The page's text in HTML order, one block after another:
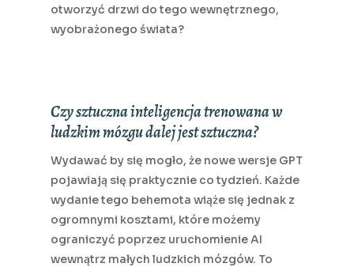
otworzyć drzwi do tego wewnętrznego,
wyobrażonego świata?
Czy sztuczna inteligencja trenowana w
ludzkim mózgu dalej jest sztuczna?
Wydawać by się mogło, że nowe wersje GPT
pojawiają się praktycznie co tydzień. Każde
wydanie tego behemota wiąże się jednak z
ogromnymi kosztami, które możemy
ograniczyć poprzez uruchomienie AI
wewnątrz małych ludzkich mózgów. To